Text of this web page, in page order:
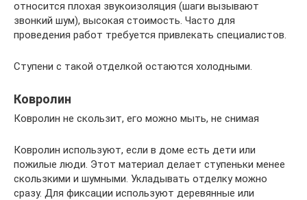
относится плохая звукоизоляция (шаги вызывают
звонкий шум), высокая стоимость. Часто для
проведения работ требуется привлекать специалистов.
Ступени с такой отделкой остаются холодными.
Ковролин
Ковролин не скользит, его можно мыть, не снимая
Ковролин используют, если в доме есть дети или
пожилые люди. Этот материал делает ступеньки менее
скользкими и шумными. Укладывать отделку можно
сразу. Для фиксации используют деревянные или